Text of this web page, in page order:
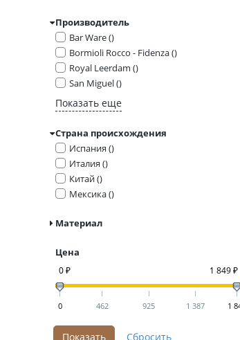
Производитель
Bar Ware ()
Bormioli Rocco - Fidenza ()
Royal Leerdam ()
San Miguel ()
Показать еще
Страна происхождения
Испания ()
Италия ()
Китай ()
Мексика ()
Материал
Цена
0 462 925 1 387 1
0 ₽ 1 849 ₽